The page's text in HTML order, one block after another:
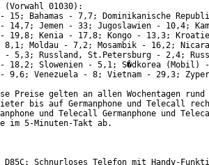
01030):
15; Bahamas - 7,7; Dominikanische
- 14,7; Jemen - 33; Jugoslawien - 10,4;
- 19,8; Kenia - 17,8; Kongo - 13,3;
8,1; Moldau - 7,2; Mosambik - 16,2;
- 5,3; Russland, St.Petersburg - 2,4;
- 18,2; Slowenien - 5,1; S�dkorea (Mobil)
- 9,6; Venezuela - 8; Vietnam - 29,3;
Preise gelten an allen Wochentagen rund
bis auf Germanphone und Telecall
und Telecall Germanphone und
im 5-Minuten-Takt ab.
D85C: Schnurloses Telefon mit Handy-